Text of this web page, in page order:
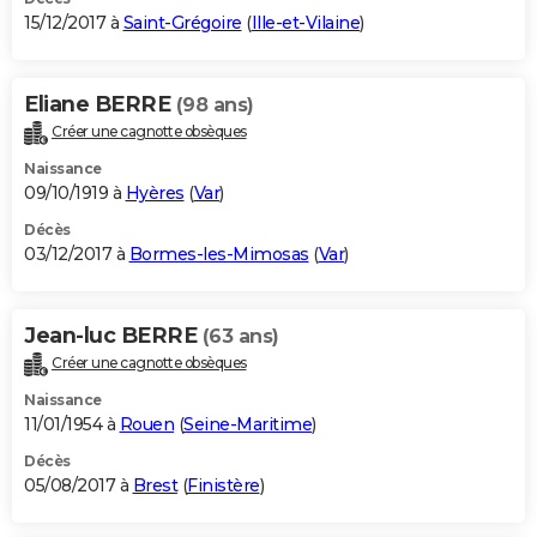
15/12/2017 à Saint-Grégoire (Ille-et-Vilaine)
Eliane BERRE (98 ans)
Créer une cagnotte obsèques
Naissance
09/10/1919 à Hyères (Var)
Décès
03/12/2017 à Bormes-les-Mimosas (Var)
Jean-luc BERRE (63 ans)
Créer une cagnotte obsèques
Naissance
11/01/1954 à Rouen (Seine-Maritime)
Décès
05/08/2017 à Brest(Finistère)